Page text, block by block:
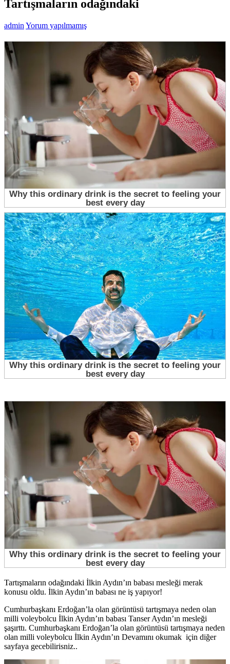
Tartışmaların odağındaki
admin Yorum yapılmamış
Tartışmaların odağındaki İlkin Aydın’ın babası mesleği merak
konusu oldu. İlkin Aydın’ın babası ne iş yapıyor!
Cumhurbaşkanı Erdoğan’la olan görüntüsü tartışmaya neden olan
milli voleybolcu İlkin Aydın’ın babası Tanser Aydın’ın mesleği
şaşırttı. Cumhurbaşkanı Erdoğan’la olan görüntüsü tartışmaya neden
olan milli voleybolcu İlkin Aydın’ın Devamını okumak için diğer
sayfaya gecebilirisniz..